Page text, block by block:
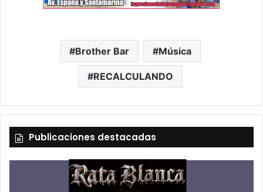
Brother Bar Música
RECALCULANDO
Publicaciones destacadas